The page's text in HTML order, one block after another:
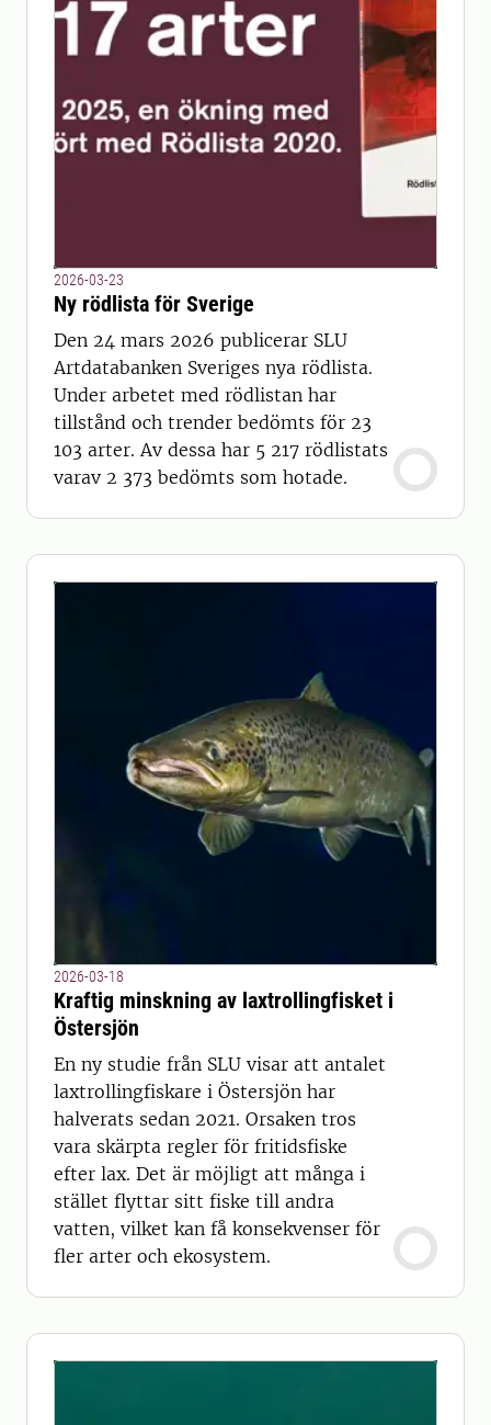
2026-03-23
Ny rödlista för Sverige
Den 24 mars 2026 publicerar SLU
Artdatabanken Sveriges nya rödlista.
Under arbetet med rödlistan har
tillstånd och trender bedömts för 23
103 arter. Av dessa har 5 217 rödlistats
varav 2 373 bedömts som hotade.
2026-03-18
Kraftig minskning av laxtrollingfisket i
Östersjön
En ny studie från SLU visar att antalet
laxtrollingfiskare i Östersjön har
halverats sedan 2021. Orsaken tros
vara skärpta regler för fritidsfiske
efter lax. Det är möjligt att många i
stället flyttar sitt fiske till andra
vatten, vilket kan få konsekvenser för
fler arter och ekosystem.